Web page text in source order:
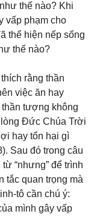
thế nào? Khi
vấp phạm cho
thể hiện nếp sống
thế nào?
rằng thần
việc ăn hay
thần tượng không
Đức Chúa Trời
hay tổn hại gì
Sau đó trong câu
“nhưng” để trình
tắc quan trọng mà
tô cần chú ý:
mình gây vấp